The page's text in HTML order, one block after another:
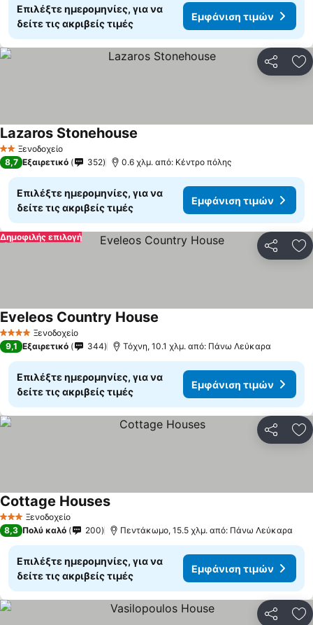
Επιλέξτε ημερομηνίες, για να
δείτε τις ακριβείς τιμές
Εμφάνιση τιμών
2 ΑστέριαΞενοδοχείο
Lazaros Stonehouse
8,7 Εξαιρετικό 352 0.6 χλμ. από: Κέντρο πόλης
Επιλέξτε ημερομηνίες, για να
δείτε τις ακριβείς τιμές
Εμφάνιση τιμών
Δημοφιλής επιλογή
4 ΑστέριαΞενοδοχείο
Eveleos Country House
9,1 Εξαιρετικό 344 Τόχνη, 10.1 χλμ. από: Πάνω Λεύκαρα
Επιλέξτε ημερομηνίες, για να
δείτε τις ακριβείς τιμές
Εμφάνιση τιμών
3 ΑστέριαΞενοδοχείο
Cottage Houses
8,3 Πολύ καλό 200 Πεντάκωμο, 15.5 χλμ. από: Πάνω Λεύκαρα
Επιλέξτε ημερομηνίες, για να
δείτε τις ακριβείς τιμές
Εμφάνιση τιμών